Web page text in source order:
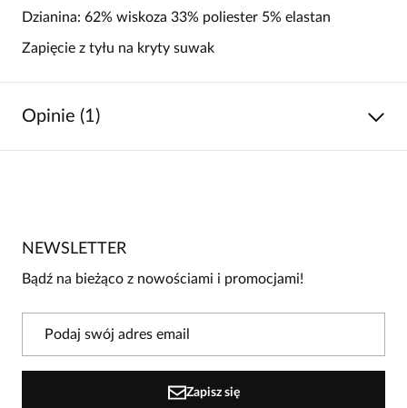
Dzianina: 62% wiskoza 33% poliester 5% elastan
Zapięcie z tyłu na kryty suwak
Opinie (1)
4
3
1
0
W naszej witrynie opinie mogą dodawać tylko osoby, które
NEWSLETTER
Bądź na bieżąco z nowościami i promocjami!
Zapisz się